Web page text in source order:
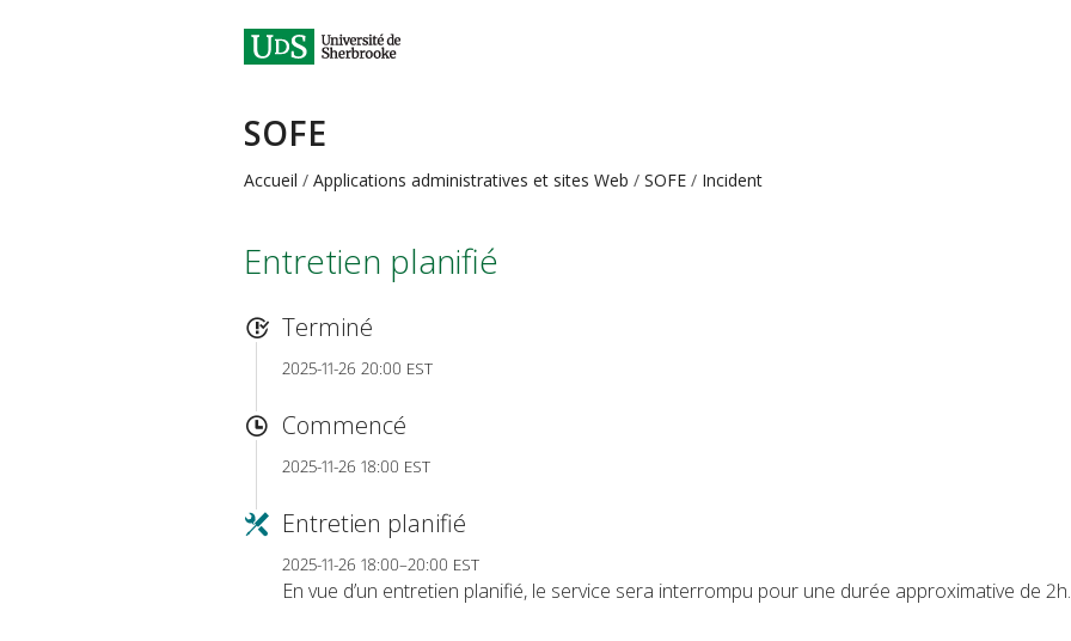
SOFE
Accueil Applications administratives et sites Web SOFE Incident
Entretien planifié
Terminé
2025-11-26 20:00 EST
Commencé
2025-11-26 18:00 EST
Entretien planifié
2025-11-26 18:00–20:00 EST
En vue d’un entretien planifié, le service sera interrompu pour une durée approximative de 2h.